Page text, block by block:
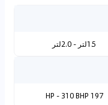
1.5لتر - 2.0لتر
197 HP - 310 BHP